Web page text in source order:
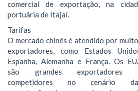
comercial de exportação, na
portuária de Itajaí.
Tarifas
O mercado chinês é atendido por
exportadores, como Estados
Espanha, Alemanha e França. Os
são grandes exportadores
competidores no cenário